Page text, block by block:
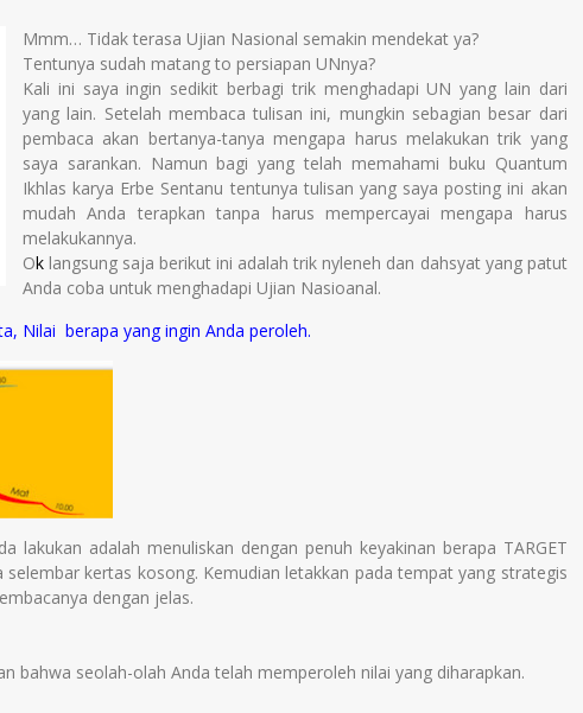
Mmm… Tidak terasa Ujian Nasional semakin mendekat ya?
Tentunya sudah matang to persiapan UNnya?
Kali ini saya ingin sedikit berbagi trik menghadapi UN yang lain dari
yang lain. Setelah membaca tulisan ini, mungkin sebagian besar dari
pembaca akan bertanya-tanya mengapa harus melakukan trik yang
saya sarankan. Namun bagi yang telah memahami buku Quantum
Ikhlas karya Erbe Sentanu tentunya tulisan yang saya posting ini akan
mudah Anda terapkan tanpa harus mempercayai mengapa harus
melakukannya.
Ok langsung saja berikut ini adalah trik nyleneh dan dahsyat yang patut
Anda coba untuk menghadapi Ujian Nasioanal.
Nilai berapa yang ingin Anda peroleh.
lakukan adalah menuliskan dengan penuh keyakinan berapa TARGET
selembar kertas kosong. Kemudian letakkan pada tempat yang strategis
dengan jelas.
bahwa seolah-olah Anda telah memperoleh nilai yang diharapkan.
Islam
Guru
Guru PAI
TTL
AGAMA
Islam
STAT
GTY
GTK
Guru Kelas